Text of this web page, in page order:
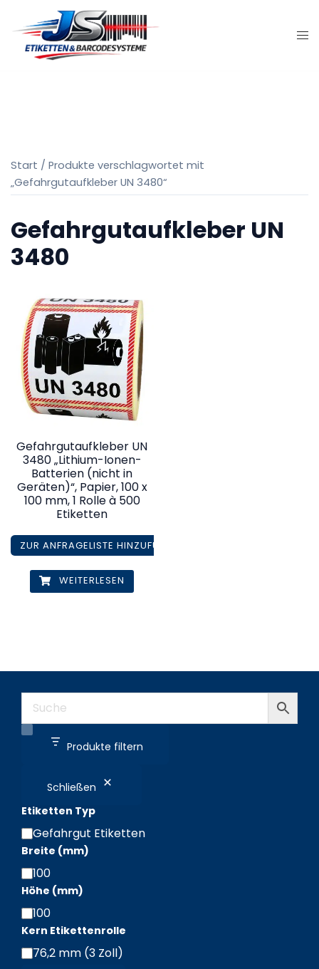
Inhalt
springen
Start / Produkte verschlagwortet mit
„Gefahrgutaufkleber UN 3480“
Gefahrgutaufkleber UN
3480
Gefahrgutaufkleber UN
3480 „Lithium-Ionen-
Batterien (nicht in
Geräten)“, Papier, 100 x
100 mm, 1 Rolle à 500
Etiketten
ZUR ANFRAGELISTE HINZUFÜGEN
WEITERLESEN
Produkte filtern
Schließen
Etiketten Typ
Etiketten
Typ
Gefahrgut Etiketten
Breite (mm)
Breite
(mm)
100
Höhe (mm)
Höhe
(mm)
100
Kern Etikettenrolle
Kern
76,2 mm (3 Zoll)